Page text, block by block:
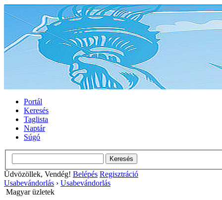
Portál
Keresés
Taglista
Naptár
Súgó
Üdvözöllek, Vendég! Belépés Regisztráció
Usabevándorlás › Usabevándorlás
Magyar üzletek